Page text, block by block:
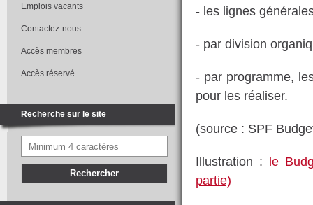
Emplois vacants
Contactez-nous
Accès membres
Accès réservé
Recherche sur le site
- les lignes
- par division
- par programme,
pour les réaliser.
(source : SPF
Illustration : le
partie)